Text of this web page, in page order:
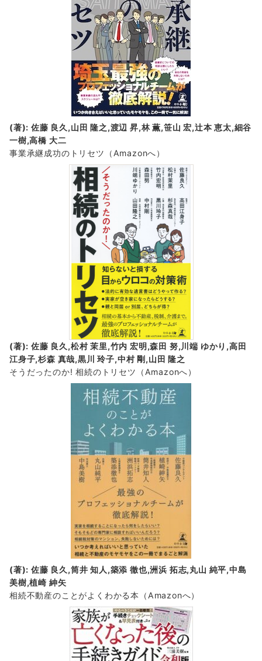
(著): 佐藤 良久,山田 隆之,渡辺 昇,林 薫,笹山 宏,辻本 恵太,細谷
一樹,高橋 大二
事業承継成功のトリセツ
（Amazonへ）
(著): 佐藤 良久,松村 茉里,竹内 宏明,森田 努,川端 ゆかり,高田
江身子,杉森 真哉,黒川 玲子,中村 剛,山田 隆之
そうだったのか! 相続のトリセツ
（Amazonへ）
(著): 佐藤 良久,筒井 知人,築添 徹也,洲浜 拓志,丸山 純平,中島
美樹,植崎 紳矢
相続不動産のことがよくわかる本（Amazonへ）